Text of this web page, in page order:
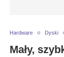
Hardware Dyski
Mały,